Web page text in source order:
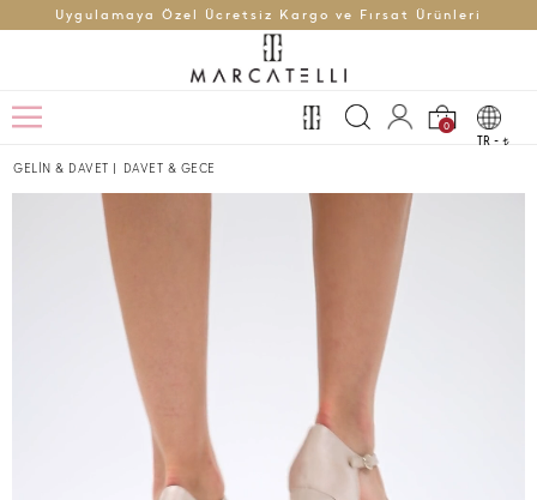
Uygulamaya Özel Ücretsiz Kargo ve Fırsat Ürünleri
0
TR - t
GELİN & DAVET | DAVET & GECE